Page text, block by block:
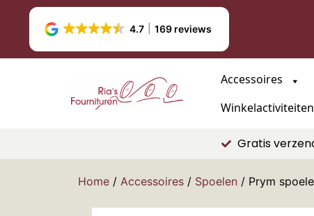
4.7 169 reviews
Accessoires
Winkelactiviteiten
Gratis
Home / Accessoires / Spoelen / Prym